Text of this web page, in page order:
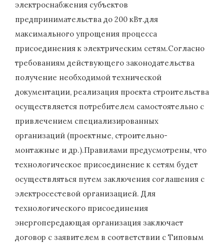
электроснабжения субъектов
предпринимательства до 200 кВт.для
максимального упрощения процесса
присоединения к электрическим сетям.Согласно
требованиям действующего законодательства
получение необходимой технической
документации, реализация проекта строительства
осуществляется потребителем самостоятельно с
привлечением специализированных
организаций (проектные, строительно-
монтажные и др.).Правилами предусмотрены, что
технологическое присоединение к сетям будет
осуществляться путем заключения соглашения с
электросестевой организацией. Для
технологического присоединения
энергопередающая организация заключает
договор с заявителем в соответствии с Типовым